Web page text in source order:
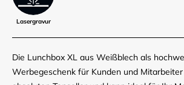
Lasergravur
Die Lunchbox XL aus Weißblech als
Werbegeschenk für Kunden und